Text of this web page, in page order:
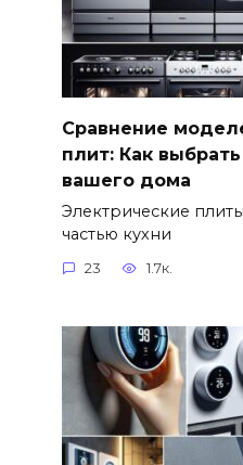
Сравнение
плит: Как
вашего дома
Электрические
частью кухни
23 1.7к.